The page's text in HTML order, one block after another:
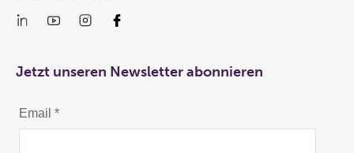
Jetzt unseren Newsletter abonnieren